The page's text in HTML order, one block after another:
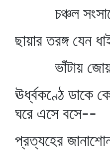
চঞ্চল
ছায়ার তরঙ্গ যেন
ভাঁটায়
ঊর্ধ্বকণ্ঠে ডাকে
ঘরে এসে বসে--
প্রত্যহের